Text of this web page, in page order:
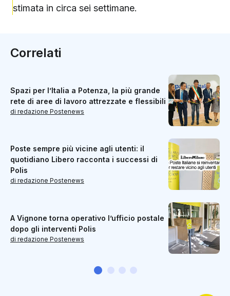
stimata in circa sei settimane.
Correlati
Spazi per l’Italia a Potenza, la più grande
rete di aree di lavoro attrezzate e flessibili
di redazione Postenews
Poste sempre più vicine agli utenti: il
quotidiano Libero racconta i successi di
Polis
di redazione Postenews
A Vignone torna operativo l’ufficio postale
dopo gli interventi Polis
di redazione Postenews